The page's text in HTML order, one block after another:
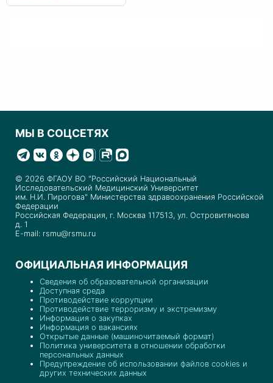
МЫ В СОЦСЕТЯХ
© 2026 ФГАОУ ВО "Российский Национальный
Исследовательский Медицинский Университет
им. Н.И. Пирогова" Министерства здравоохранения Российской
Федерации
Российская Федерация, г. Москва 117513, ул. Островитянова
д. 1
E-mail: rsmu@rsmu.ru
ОФИЦИАЛЬНАЯ ИНФОРМАЦИЯ
Сведения об образовательной организации
Доступная среда
Противодействие коррупции
Противодействие терроризму и экстремизму
Информация о закупках
Информация о вакансиях
Открытые данные (машиночитаемый формат)
Политика университета в отношении обработки
персональных данных
Предупреждение об использовании файлов cookies и
других технических данных